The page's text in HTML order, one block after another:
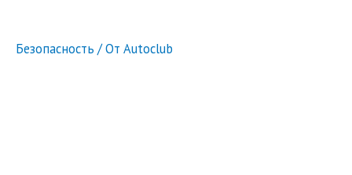
Безопасность / От Autoclub